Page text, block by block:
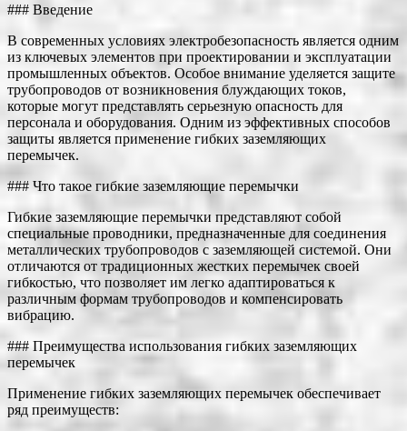
### Введение
В современных условиях электробезопасность является одним
из ключевых элементов при проектировании и эксплуатации
промышленных объектов. Особое внимание уделяется защите
трубопроводов от возникновения блуждающих токов,
которые могут представлять серьезную опасность для
персонала и оборудования. Одним из эффективных способов
защиты является применение гибких заземляющих
перемычек.
### Что такое гибкие заземляющие перемычки
Гибкие заземляющие перемычки представляют собой
специальные проводники, предназначенные для соединения
металлических трубопроводов с заземляющей системой. Они
отличаются от традиционных жестких перемычек своей
гибкостью, что позволяет им легко адаптироваться к
различным формам трубопроводов и компенсировать
вибрацию.
### Преимущества использования гибких заземляющих
перемычек
Применение гибких заземляющих перемычек обеспечивает
ряд преимуществ: